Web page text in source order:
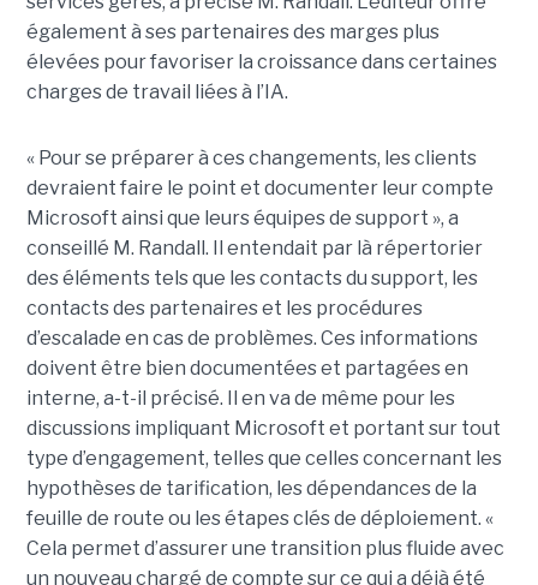
également à ses partenaires des marges plus
élevées pour favoriser la croissance dans certaines
charges de travail liées à l’IA.
« Pour se préparer à ces changements, les clients
devraient faire le point et documenter leur compte
Microsoft ainsi que leurs équipes de support », a
conseillé M. Randall. Il entendait par là répertorier
des éléments tels que les contacts du support, les
contacts des partenaires et les procédures
d’escalade en cas de problèmes. Ces informations
doivent être bien documentées et partagées en
interne, a-t-il précisé. Il en va de même pour les
discussions impliquant Microsoft et portant sur tout
type d’engagement, telles que celles concernant les
hypothèses de tarification, les dépendances de la
feuille de route ou les étapes clés de déploiement. «
Cela permet d’assurer une transition plus fluide avec
un nouveau chargé de compte sur ce qui a déjà été